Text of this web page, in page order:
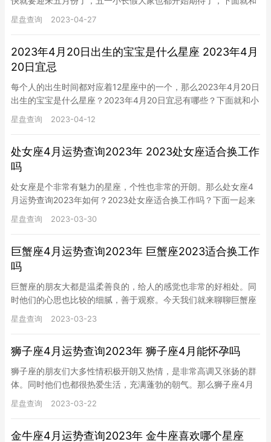
小编一起来看看吧。 2023年5月出生是什么星座 202…
星盘查询 2023-04-27
2023年4月20日出生的宝宝是什么星座 2023年4月
20日宜忌
每个人的出生时间都对应着12星座中的一个，那么2023年4月20日
出生的宝宝是什么星座？2023年4月20日宜忌有哪些？下面就和小
编一起来看看吧。 2023年4月20日出生的宝宝是…
星盘查询 2023-04-12
处女座4月运势查询2023年 2023处女座适合换工作
吗
处女座是个非常有魅力的星座，个性也非常的开朗。那么处女座4
月运势查询2023年如何？2023处女座适合换工作吗？下面一起来
看看吧。 处女座4月运势查询2023年 健康运势 处女座的…
星盘查询 2023-03-30
巨蟹座4月运势查询2023年 巨蟹座2023适合换工作
吗
巨蟹座的朋友大都是温柔善良的，给人的感觉也非常的好相处。同
时他们的心思也比较的细腻，善于观察。今天我们就来聊聊巨蟹座
的运势，那么巨蟹座4月运势查询2023年如何？巨蟹座2023适合…
星盘查询 2023-03-23
狮子座4月运势查询2023年 狮子座4月能怀孕吗
狮子座的朋友们大多性情积极开朗又热情，是非常高调又张扬的群
体。同时他们也都很热爱生活，充满蓬勃的朝气。那么狮子座4月
运势查询2023年如何？狮子座4月能怀孕吗？下面是安心生活网小
编…
星盘查询 2023-03-22
金牛座4月运势查询2023年 金牛座喜欢哪个星座